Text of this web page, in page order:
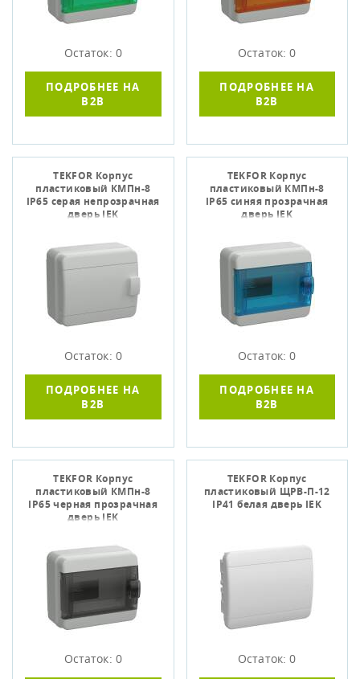
Остаток: 0
ПОДРОБНЕЕ НА
B2B
Остаток: 0
ПОДРОБНЕЕ НА
B2B
TEKFOR Корпус
пластиковый КМПн-8
IP65 серая непрозрачная
дверь IEK
Остаток: 0
ПОДРОБНЕЕ НА
B2B
TEKFOR Корпус
пластиковый КМПн-8
IP65 синяя прозрачная
дверь IEK
Остаток: 0
ПОДРОБНЕЕ НА
B2B
TEKFOR Корпус
пластиковый КМПн-8
IP65 черная прозрачная
дверь IEK
Остаток: 0
TEKFOR Корпус
пластиковый ЩРВ-П-12
IP41 белая дверь IEK
Остаток: 0